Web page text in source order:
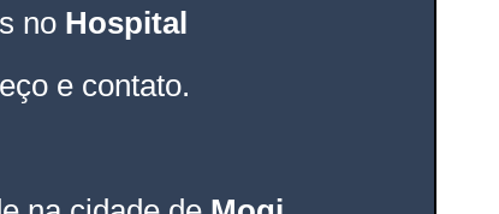
no Hospital
e contato.